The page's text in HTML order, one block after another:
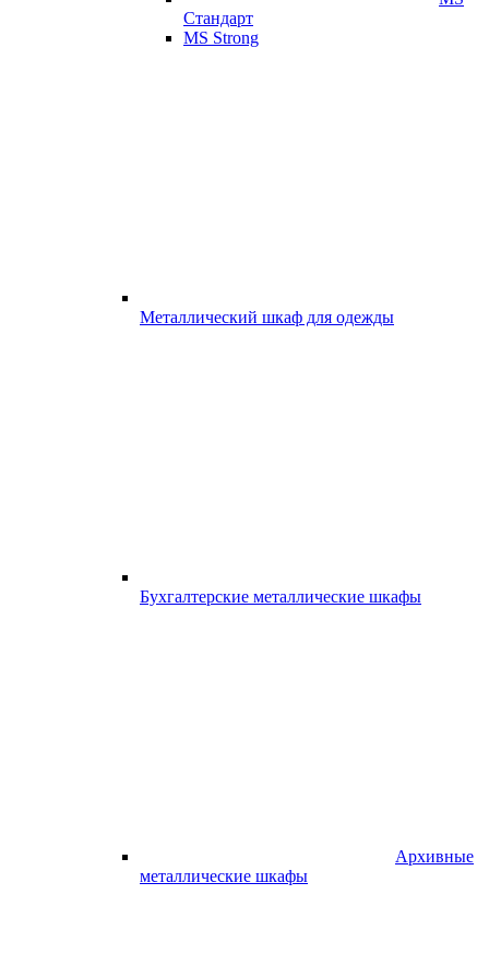
Стандарт
MS Strong
Металлический шкаф для одежды
Бухгалтерские металлические шкафы
Архивные
металлические шкафы